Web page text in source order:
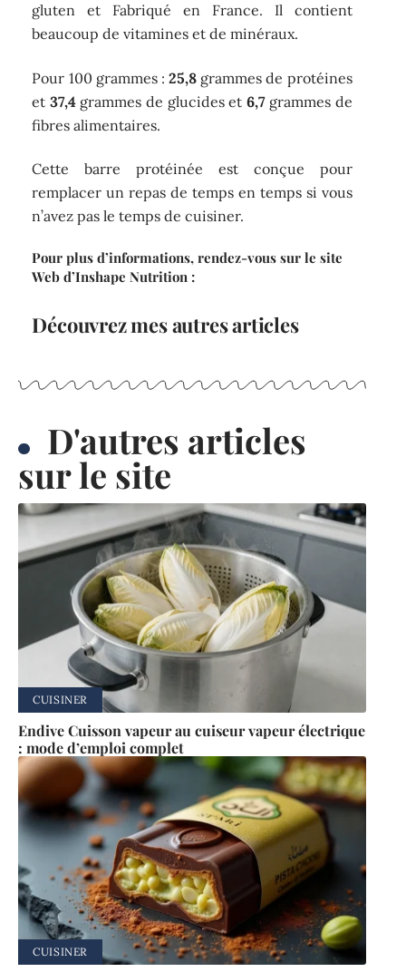
gluten et Fabriqué en France. Il contient
beaucoup de vitamines et de minéraux.
Pour 100 grammes :25,8 grammes de protéines
et 37,4grammes de glucides et 6,7grammes de
fibres alimentaires.
Cette barre protéinée est conçue pour
remplacer un repas de temps en temps si vous
n’avez pas le temps de cuisiner.
Pour plus d’informations, rendez-vous sur le site
Web d’Inshape Nutrition :
Découvrez mes autres articles
D'autres articles
sur le site
CUISINER
Endive Cuisson vapeur au cuiseur vapeur électrique
: mode d’emploi complet
CUISINER